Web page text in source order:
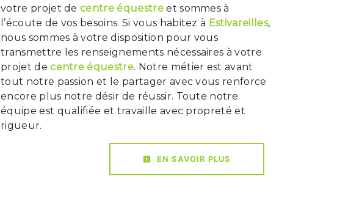
votre projet decentre équestreet sommes à
l’écoute de vos besoins. Si vous habitez à Estivareilles,
nous sommes à votre disposition pour vous
transmettre les renseignements nécessaires à votre
projet decentre équestre. Notre métier est avant
tout notre passion et le partager avec vous renforce
encore plus notre désir de réussir. Toute notre
équipe est qualifiée et travaille avec propreté et
rigueur.
EN SAVOIR PLUS